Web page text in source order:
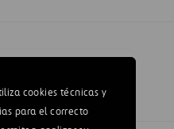
cookies técnicas y
para el correcto